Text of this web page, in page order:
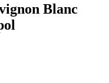
Blanc